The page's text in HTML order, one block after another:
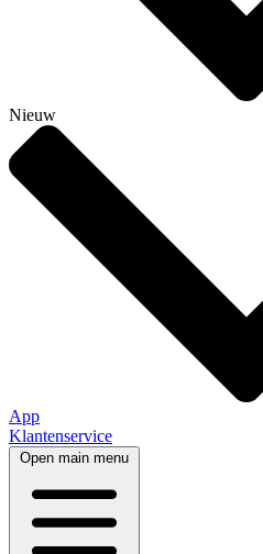
Nieuw
App
Klantenservice
Open main menu